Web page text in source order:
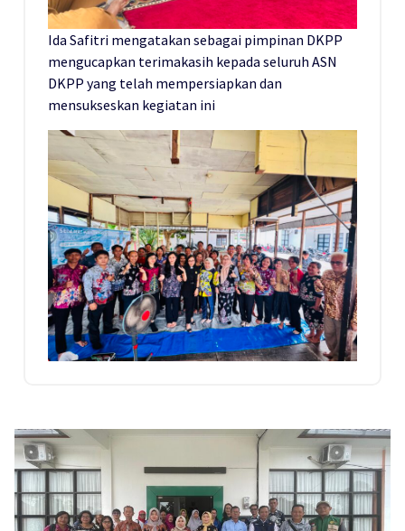
Ida Safitri mengatakan sebagai pimpinan DKPP
mengucapkan terimakasih kepada seluruh ASN
DKPP yang telah mempersiapkan dan
mensukseskan kegiatan ini